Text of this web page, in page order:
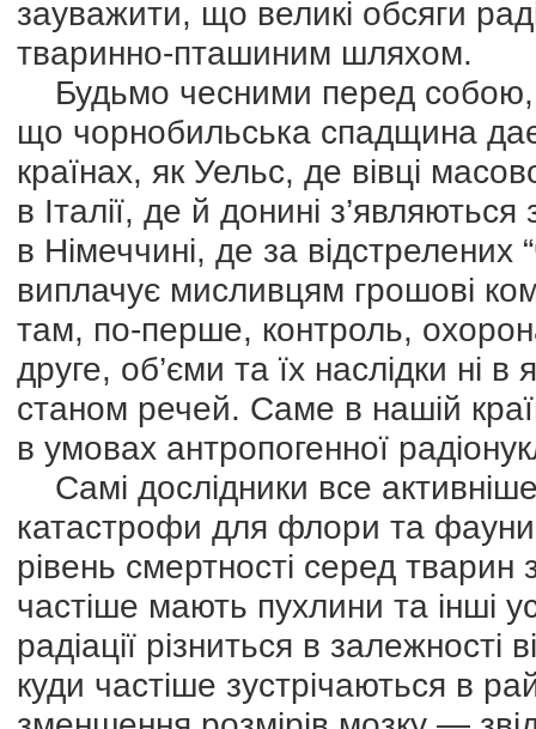
зауважити, що великі обсяги
тваринно-пташиним шляхом.
Будьмо чесними перед собою,
що чорнобильська спадщина
країнах, як Уельс, де вівці
в Італії, де й донині
в Німеччині, де за
виплачує мисливцям грошові
там, по-перше, контроль,
друге, об’єми та їх наслідки ні
станом речей. Саме в нашій
в умовах антропогенної
Самі дослідники все
катастрофи для флори та фауни
рівень смертності серед
частіше мають пухлини та інші
радіації різниться в залежності
куди частіше зустрічаються в